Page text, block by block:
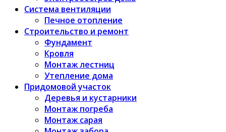
Система вентиляции
Печное отопление
Строительство и ремонт
Фундамент
Кровля
Монтаж лестниц
Утепление дома
Придомовой участок
Деревья и кустарники
Монтаж погреба
Монтаж сарая